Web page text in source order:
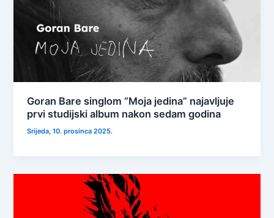
Goran Bare singlom “Moja jedina” najavljuje
prvi studijski album nakon sedam godina
Srijeda, 10. prosinca 2025.